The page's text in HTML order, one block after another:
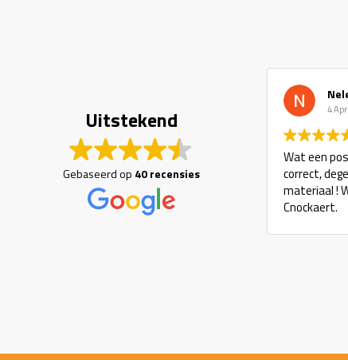
Uitstekend
Gebaseerd op 40 recensies
4
Wat een
correct,
materiaal !
Cnockaert.